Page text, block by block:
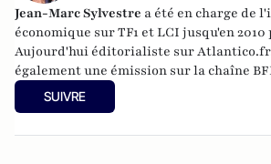
Jean-Marc Sylvestre a été en charge de
économique sur TF1 et LCI jusqu'en
Aujourd'hui éditorialiste sur
également une émission sur la chaîne
SUIVRE